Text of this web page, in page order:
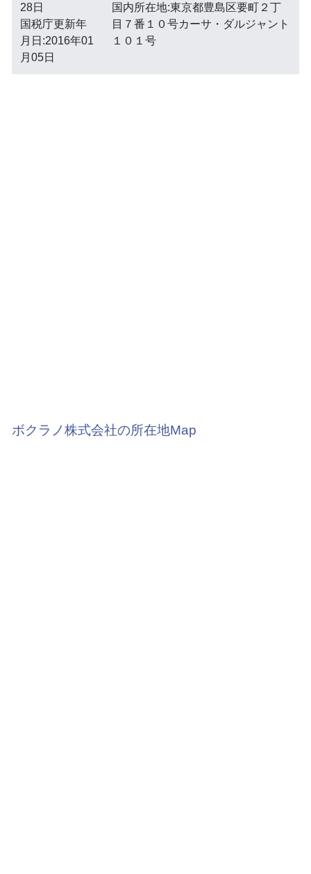
28日
国税庁更新年
月日:2016年01
月05日
国内所在地:東京都豊島区要町２丁
目７番１０号カーサ・ダルジャント
１０１号
ボクラノ株式会社の所在地Map